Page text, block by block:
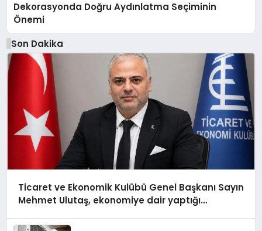
Dekorasyonda Doğru Aydınlatma Seçiminin
Önemi
Son Dakika
Ticaret ve Ekonomik Kulübü Genel Başkanı Sayın
Mehmet Ulutaş, ekonomiye dair yaptığı